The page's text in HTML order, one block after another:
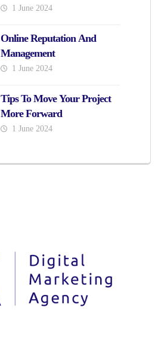
1 June 2024
Online Reputation And
Management
1 June 2024
Tips To Move Your Project
More Forward
1 June 2024